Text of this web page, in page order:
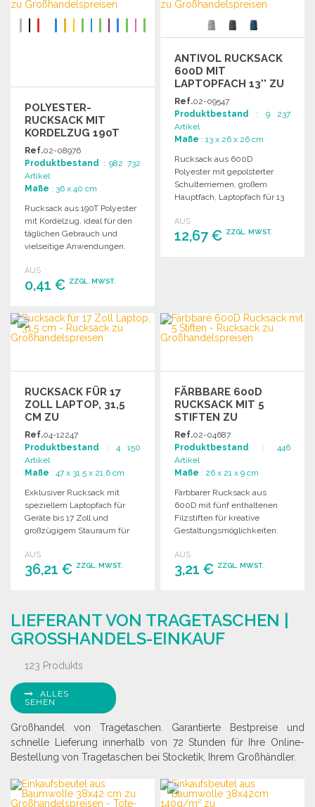
POLYESTER-
RUCKSACK MIT
KORDELZUG 190T
Ref.02-08976
Produktbestand : 982 732
Artikel
Maße : 36 x 40 cm
Rucksack aus 190T Polyester
mit Kordelzug, ideal für den
täglichen Gebrauch und
vielseitige Anwendungen.
AUS
0,41 € ZZGL. MWST.
BESTELLEN
Angebot anfordern
ANTIVOL RUCKSACK
600D MIT
LAPTOPFACH 13'' ZU
GROSSHANDELSPREISEN
Ref.02-09547
Produktbestand : 9 237
Artikel
Maße : 13 x 26 x 26 cm
Rucksack aus 600D
Polyester mit gepolsterter
Schulterriemen, großem
Hauptfach, Laptopfach für 13
AUS
12,67 € ZZGL. MWST.
RUCKSACK FÜR 17
ZOLL LAPTOP, 31,5
CM ZU
GROSSHANDELSPREISEN
Ref.04-12247
Produktbestand : 4 150
Artikel
Maße : 47 x 31.5 x 21.6 cm
Exklusiver Rucksack mit
speziellem Laptopfach für
Geräte bis 17 Zoll und
großzügigem Stauraum für
AUS
36,21 € ZZGL. MWST.
Angebot anfordern
FÄRBBARE 600D
RUCKSACK MIT 5
STIFTEN ZU
GROSSHANDELSPREISEN
Ref.02-04687
Produktbestand : 446
Artikel
Maße : 26 x 21 x 9 cm
Färbbarer Rucksack aus
600D mit fünf enthaltenen
Filzstiften für kreative
Gestaltungsmöglichkeiten.
Aktivitäten.
AUS
3,21 € ZZGL. MWST.
Angebot anfordern
LIEFERANT VON TRAGETASCHEN |
GROSSHANDELS-EINKAUF
123 Produkts
ALLES
SEHEN
Großhandel von Tragetaschen. Garantierte Bestpreise und
schnelle Lieferung innerhalb von 72 Stunden für Ihre Online-
Bestellung von Tragetaschen bei Stocketik, Ihrem Großhändler.